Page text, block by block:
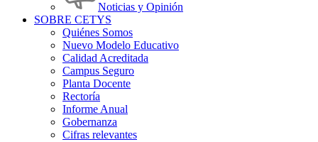
Noticias y Opinión
SOBRE CETYS
Quiénes Somos
Nuevo Modelo Educativo
Calidad Acreditada
Campus Seguro
Planta Docente
Rectoría
Informe Anual
Gobernanza
Cifras relevantes